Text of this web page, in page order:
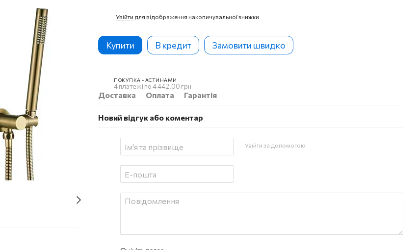
Увійти для відображення накопичувальної знижки
Купити В кредит Замовити швидко
ПОКУПКА ЧАСТИНАМИ
4 платежі по 4 442.00 грн
Доставка Оплата Гарантія
Новий відгук або коментар
Увійти за допомогою